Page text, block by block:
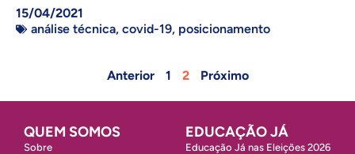
15/04/2021
análise técnica, covid-19, posicionamento
Anterior 1 2 Próximo
QUEM SOMOS
Sobre
EDUCAÇÃO JÁ
Educação Já nas Eleições 2026